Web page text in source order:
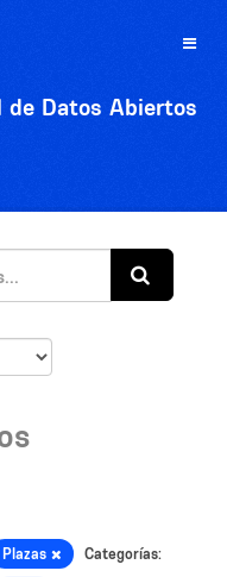
Toggle
de Datos Abiertos
Plazas Categorías: